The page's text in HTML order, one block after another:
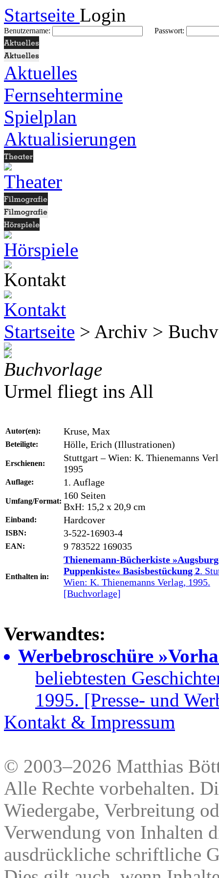
Startseite Login
Benutzername: Passwort:
Aktuelles
Fernsehtermine
Spielplan
Aktualisierungen
Startseite > Archiv >
Buchvorlage
Urmel fliegt ins All
Autor(en): Kruse, Max
Beteiligte: Hölle, Erich (Illustrationen)
Erschienen:
Stuttgart – Wien: K. Thienemanns
1995
Auflage: 1. Auflage
Umfang/Format:
160 Seiten
BxH: 15,2 x 20,9 cm
Einband: Hardcover
ISBN: 3-522-16903-4
EAN: 9 783522 169035
Enthalten in:
Thienemann-Bücherkiste
Puppenkiste« Basisbestückung 2.
Wien: K. Thienemanns Verlag, 1995.
[Buchvorlage]
Verwandtes:
Werbebroschüre
beliebtesten
1995. [Presse- und
Kontakt & Impressum
© 2003–2026 Matthias
Alle Rechte vorbehalten.
Wiedergabe, Verbreitung
Verwendung von Inhalten
ausdrückliche schriftliche